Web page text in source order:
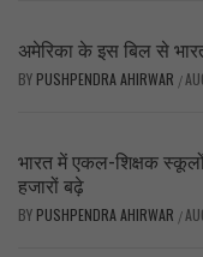
अमेरिका के इस बिल से
BY PUSHPENDRA AHIRWAR /
भारत में एकल-शिक्षक
हजारों बढ़े
BY PUSHPENDRA AHIRWAR /